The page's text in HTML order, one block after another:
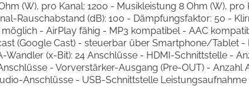
(W), pro Kanal: 1200 - Musikleistung 8 Ohm (W),
Rauschabstand (dB): 100 - Dämpfungsfaktor: 50 -
- AirPlay fähig - MP3 kompatibel - AAC
(Google Cast) - steuerbar über Smartphone/
(x-Bit): 24 Anschlüsse - HDMI-Schnittstelle -
- Vorverstärker-Ausgang (Pre-OUT) - Anzahl
Anschlüsse - USB-Schnittstelle